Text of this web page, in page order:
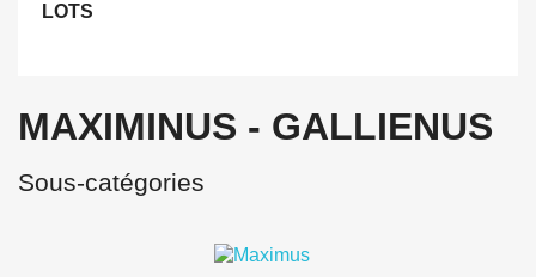
LOTS
MAXIMINUS - GALLIENUS
Sous-catégories